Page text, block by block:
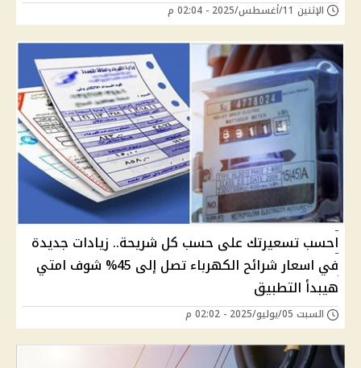
الإثنين 11/أغسطس/2025 - 02:04 م
احسب تسعيرتك على حسب كل شريحة.. زيادات جديدة
في اسعار شرائح الكهرباء تصل إلى 45% شوف امتي
هيبدأ التطبيق
السبت 05/يوليو/2025 - 02:02 م